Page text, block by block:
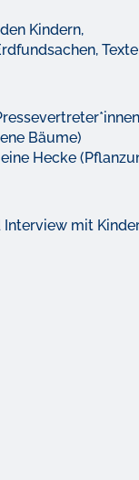
Kindern,
Bäume)
Hecke
mit